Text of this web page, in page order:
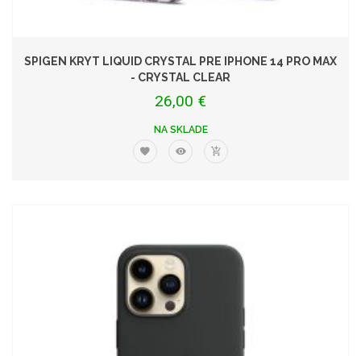
SPIGEN KRYT LIQUID CRYSTAL PRE IPHONE 14 PRO MAX
- CRYSTAL CLEAR
26,00 €
NA SKLADE